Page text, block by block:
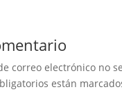
correo electrónico no
están